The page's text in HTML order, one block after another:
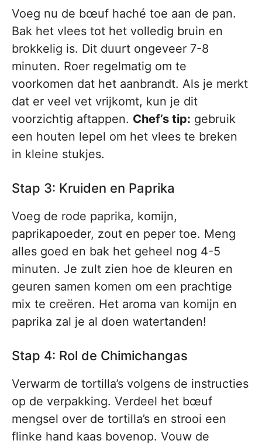
Voeg nu de bœuf haché toe aan de pan.
Bak het vlees tot het volledig bruin en
brokkelig is. Dit duurt ongeveer 7-8
minuten. Roer regelmatig om te
voorkomen dat het aanbrandt. Als je merkt
dat er veel vet vrijkomt, kun je dit
voorzichtig aftappen. Chef’s tip: gebruik
een houten lepel om het vlees te breken
in kleine stukjes.
Stap 3: Kruiden en Paprika
Voeg de rode paprika, komijn,
paprikapoeder, zout en peper toe. Meng
alles goed en bak het geheel nog 4-5
minuten. Je zult zien hoe de kleuren en
geuren samen komen om een prachtige
mix te creëren. Het aroma van komijn en
paprika zal je al doen watertanden!
Stap 4: Rol de Chimichangas
Verwarm de tortilla’s volgens de instructies
op de verpakking. Verdeel het bœuf
mengsel over de tortilla’s en strooi een
flinke hand kaas bovenop. Vouw de